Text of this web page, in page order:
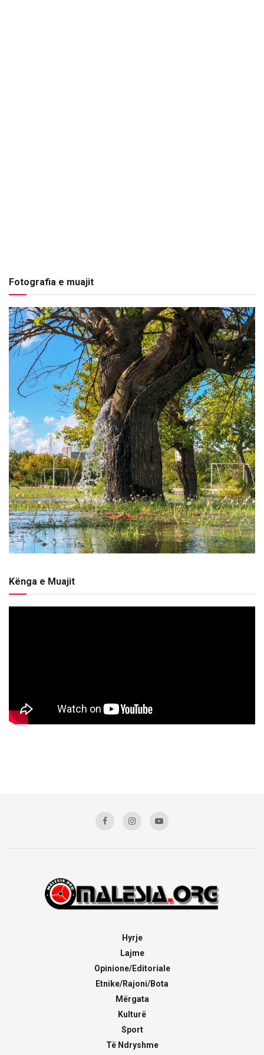
Fotografia e muajit
Kënga e Muajit
Hyrje
Lajme
Opinione/Editoriale
Etnike/Rajoni/Bota
Mërgata
Kulturë
Sport
Të Ndryshme